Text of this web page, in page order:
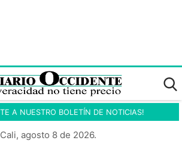
A NUESTRO BOLETÍN DE NOTICIAS!
Cali, agosto 8 de 2026.